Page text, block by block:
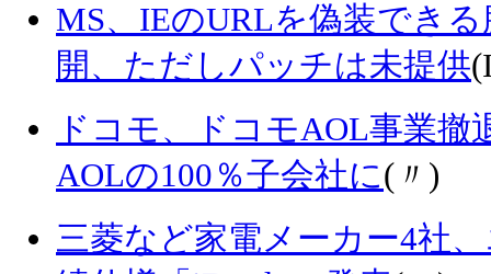
MS、IEのURLを偽装でき
開、ただしパッチは未提供
ドコモ、ドコモAOL事業
AOLの100％子会社に(〃)
三菱など家電メーカー4社